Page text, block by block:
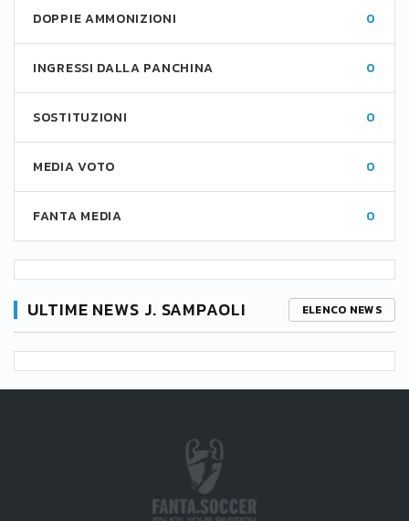
DOPPIE AMMONIZIONI 0
INGRESSI DALLA PANCHINA 0
SOSTITUZIONI 0
MEDIA VOTO 0
FANTA MEDIA 0
ULTIME NEWS J. SAMPAOLI ELENCO NEWS